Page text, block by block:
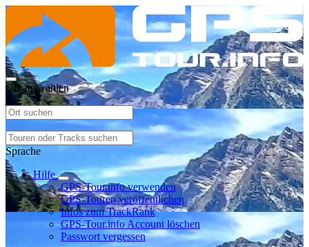
Ort auswählen
Sprache
Hilfe
GPS-Tour.info verwenden
GPS-Touren veröffentlichen
Infos zum TrackRank
GPS-Tour.info Account löschen
Passwort vergessen